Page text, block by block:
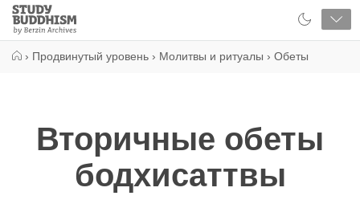
Close
Study
Buddhism
› Продвинутый уровень › Молитвы и ритуалы › Обеты
Вторичные обеты
бодхисаттвы